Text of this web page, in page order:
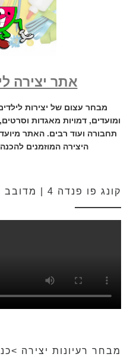
אתר יצירה
מבחר עצום של יצירות
ומועדים, דמויות מאגדות
תחבורה ועוד רבים. האתר
היצירה המוזמנים
קונג פו פנדה 4 | מדובב
מבחר רעיונות יצירה